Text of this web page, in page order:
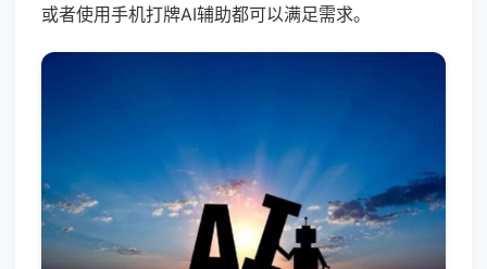
或者使用手机打牌AI辅助都可以满足需求。